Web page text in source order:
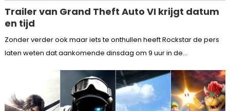
Trailer van Grand Theft Auto VI krijgt datum
en tijd
Zonder verder ook maar iets te onthullen heeft Rockstar de pers
laten weten dat aankomende dinsdag om 9 uur in de...